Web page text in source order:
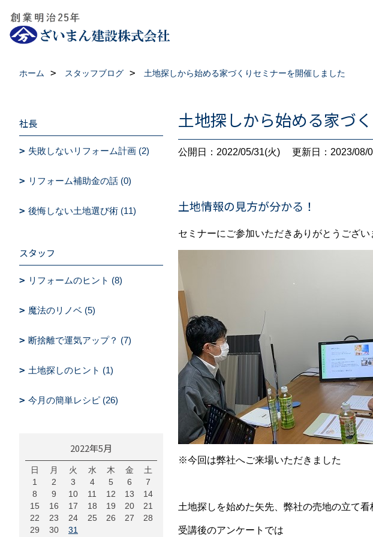
ホーム スタッフブログ 土地探しから始める家づくりセミナーを開催しました
土地探しから始める家づ
公開日：2022/05/31(火) 更新日：2023/08/
土地情報の見方が分かる！
セミナーにご参加いただきありがとうござい
※今回は弊社へご来場いただきました
土地探しを始めた矢先、弊社の売地の立て
受講後のアンケートでは
社長
失敗しないリフォーム計画 (2)
リフォーム補助金の話 (0)
後悔しない土地選び術 (11)
スタッフ
リフォームのヒント (8)
魔法のリノベ (5)
断捨離で運気アップ？ (7)
土地探しのヒント (1)
今月の簡単レシピ (26)
2022年5月
日 月 火 水 木 金
土
1
2 3 4 5 6
7
8
9 10 11 12 13
14
15
16 17 18 19 20
21
22
23 24 25 26 27
28
29
30 31